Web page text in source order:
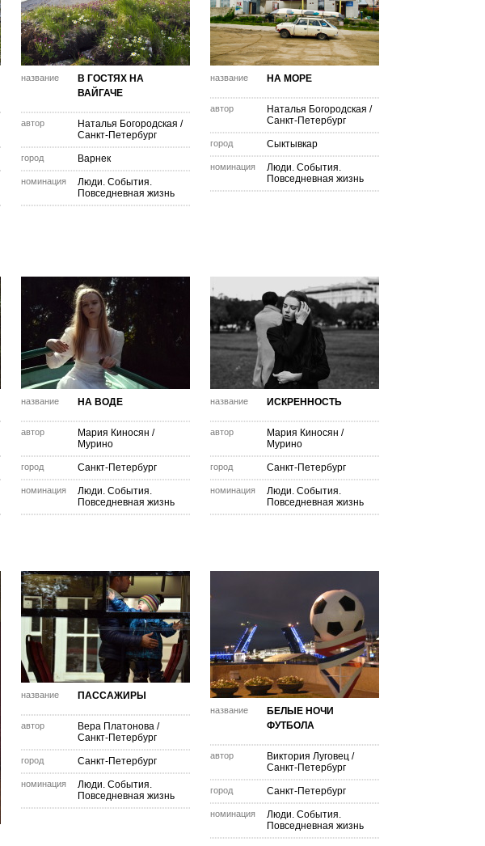
название
В ГОСТЯХ НА
ВАЙГАЧЕ
автор Наталья Богородская /
Санкт-Петербург
город Варнек
номинация
Люди. События.
Повседневная жизнь
название НА МОРЕ
автор Наталья Богородская /
Санкт-Петербург
город Сыктывкар
номинация
Люди. События.
Повседневная жизнь
название НА ВОДЕ
автор Мария Киносян /
Мурино
город Санкт-Петербург
номинация
Люди. События.
Повседневная жизнь
название ИСКРЕННОСТЬ
автор Мария Киносян /
Мурино
город Санкт-Петербург
номинация
Люди. События.
Повседневная жизнь
название ПАССАЖИРЫ
автор Вера Платонова /
Санкт-Петербург
город Санкт-Петербург
номинация
Люди. События.
Повседневная жизнь
название
БЕЛЫЕ НОЧИ
ФУТБОЛА
автор Виктория Луговец /
Санкт-Петербург
город Санкт-Петербург
номинация
Люди. События.
Повседневная жизнь